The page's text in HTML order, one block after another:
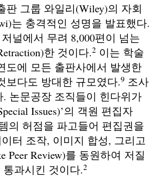
판 그룹 와일리(Wiley)의 자회
는 충격적인 성명을 발표했다.
널에서 무려 8,000편이 넘는
한 것이다.2 이는 학술
도에 모든 출판사에서 발생한
보다도 방대한 규모였다.9 조사
논문공장 조직들이 힌다위가
Issues)’의 객원 편집자
의 허점을 파고들어 편집권을
터 조작, 이미지 합성, 그리고
Peer Review)를 동원하여 저질
과시킨 것이다.2